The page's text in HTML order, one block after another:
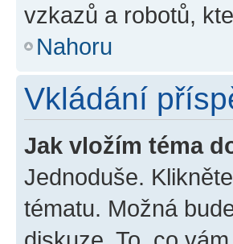
vzkazů a robotů,
Nahoru
Vkládání
Jak vložím téma
Jednoduše.
tématu. Možná